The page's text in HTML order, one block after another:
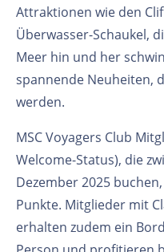
Attraktionen wie den
Überwasser-Schaukel,
Meer hin und her
spannende Neuheiten,
werden.
MSC Voyagers Club
Welcome-Status), die
Dezember 2025
Punkte. Mitglieder mit
erhalten zudem ein